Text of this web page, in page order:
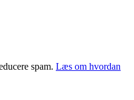
spam. Læs om hvordan